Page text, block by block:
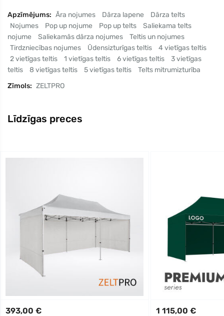
Apzīmējums: Āra nojumes Dārza lapene
Dārza telts
Nojumes
Pop up nojume Pop up telts
Saliekama telts
nojume
Saliekamās dārza nojumes
Teltis un nojumes
Tirdzniecības nojumes
Ūdensizturīgas teltis
4 vietīgas teltis
2 vietīgas teltis
1 vietīgas teltis 6 vietīgas teltis
3 vietīgas
teltis
8 vietīgas teltis 5 vietīgas teltis
Telts mitrumizturība
Zīmols: ZELTPRO
Līdzīgas preces
393,00 € 1 115,00 €